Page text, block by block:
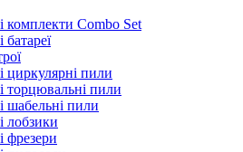
комплекти Combo Set
циркулярні пили
торцювальні пили
шабельні пили
лобзики
фрезери